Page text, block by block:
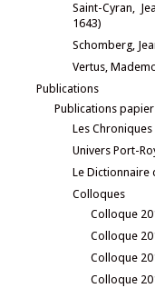
Saint-Cyran,
1643)
Schomberg,
Vertus,
Publications
Publications papier
Les Chroniques
Univers Port-
Le Dictionnaire
Colloques
Colloque
Colloque
Colloque
Colloque